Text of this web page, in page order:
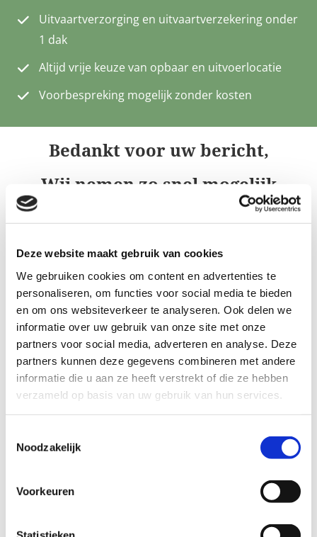
Deze website maakt gebruik van cookies
We gebruiken cookies om content en advertenties te
personaliseren, om functies voor social media te bieden
en om ons websiteverkeer te analyseren. Ook delen we
informatie over uw gebruik van onze site met onze
partners voor social media, adverteren en analyse. Deze
partners kunnen deze gegevens combineren met andere
informatie die u aan ze heeft verstrekt of die ze hebben
verzameld op basis van uw gebruik van hun services.
Noodzakelijk
Voorkeuren
Uitvaartverzorging en uitvaartverzekering onder
1 dak
Altijd vrije keuze van opbaar en uitvoerlocatie
Voorbespreking mogelijk zonder kosten
Bedankt voor uw bericht,
Wij nemen zo snel mogelijk
Onze bedrijfsgegevens zijn:
Memento Mori Uitvaartzorg
Leyweg 65
2545 CE Den Haag
24/7 bereikbaar overlijden
 070 - 44 00 333
KvK-nummer: 27031895
We zijn 24 uur bereikbaar voor melding van een